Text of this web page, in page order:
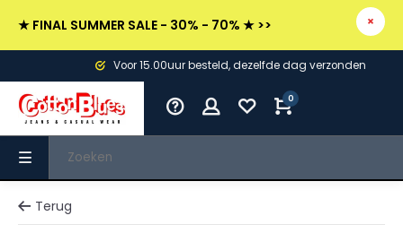
★ FINAL SUMMER SALE - 30% - 70% ★ >>
Voor 15.00uur besteld, dezelfde dag verzonden
0
Terug